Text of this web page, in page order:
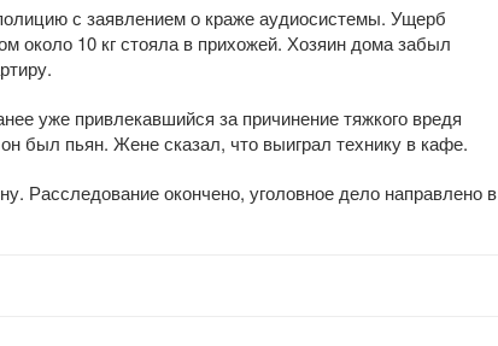
с заявлением о краже аудиосистемы. Ущерб
около 10 кг стояла в прихожей. Хозяин дома забыл
уже привлекавшийся за причинение тяжкого вредя
был пьян. Жене сказал, что выиграл технику в кафе.
Расследование окончено, уголовное дело направлено в